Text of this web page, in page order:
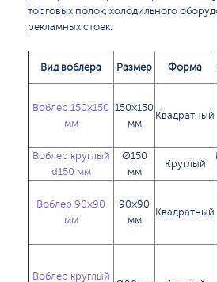
торговых полок, холодильного
рекламных стоек.
Вид воблера Размер Форма
Воблер 150×150
мм
150×150
мм
Квадратный
Воблер круглый
d150 мм
Ø150
мм
Круглый
Воблер 90×90
мм
90×90
мм
Квадратный
Воблер круглый